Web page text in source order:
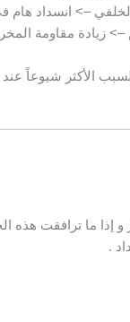
–> انسداد هام
زيادة مقاومة
الأكثر شيوعاً عند
إذا ما ترافقت هذه
.